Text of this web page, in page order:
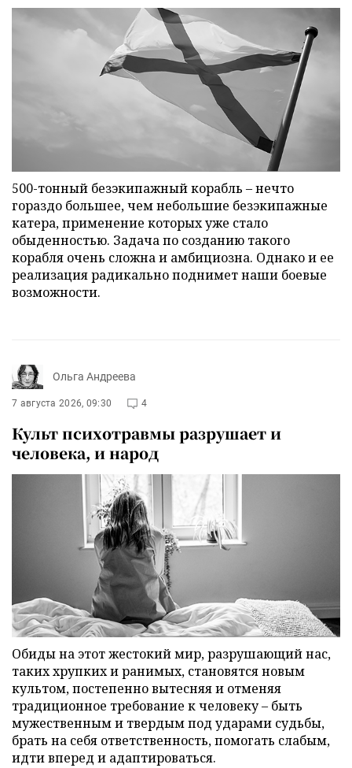
500-тонный безэкипажный корабль – нечто
гораздо большее, чем небольшие безэкипажные
катера, применение которых уже стало
обыденностью. Задача по созданию такого
корабля очень сложна и амбициозна. Однако и ее
реализация радикально поднимет наши боевые
возможности.
Ольга Андреева
7 августа 2026, 09:30 4
Культ психотравмы разрушает и
человека, и народ
Обиды на этот жестокий мир, разрушающий нас,
таких хрупких и ранимых, становятся новым
культом, постепенно вытесняя и отменяя
традиционное требование к человеку – быть
мужественным и твердым под ударами судьбы,
брать на себя ответственность, помогать слабым,
идти вперед и адаптироваться.